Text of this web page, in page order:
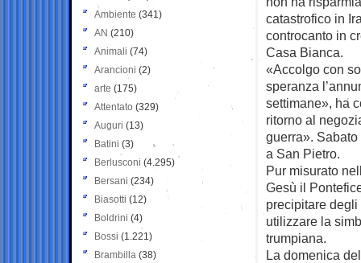
catastrofico in
controcanto in
Casa Bianca.
«Accolgo con
speranza
settimane», ha
ritorno al
guerra».
a San Pietro.
Pur misurato
Gesù il
precipitare
utilizzare la
trumpiana.
La domenica
Ambiente (341)
AN (210)
Animali (74)
Arancioni (2)
arte (175)
Attentato (329)
Auguri (13)
Batini (3)
Berlusconi (4.295)
Bersani (234)
Biasotti (12)
Boldrini (4)
Bossi (1.221)
Brambilla (38)